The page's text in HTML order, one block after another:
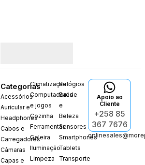
Categorias
Acessórios
Auricular e
Headphones
Cabos e
Carregadores
Câmaras
Capas e
Climatização
Computadores
e jogos
Cozinha
Ferramentas
Geleira
Iluminação
Limpeza
Relógios
Saúde
e
Beleza
Sensores
Smartphones
Tablets
Transporte
Apoio ao
Cliente
+258 85
367 7676